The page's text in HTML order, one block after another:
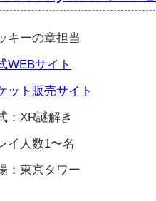
キーの章担当
WEBサイト
ット販売サイト
：XR謎解き
イ人数1〜名
：東京タワー